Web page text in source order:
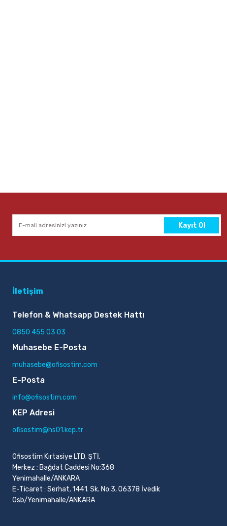
Kayıt Ol
İletişim
Telefon & Whatsapp Destek Hattı
0850 455 03 03
Muhasebe E-Posta
muhasebe@ofisostim.com
E-Posta
info@ofisostim.com
KEP Adresi
ofisostim@hs01.kep.tr
Ofisostim Kırtasiye LTD. ŞTİ.
Merkez : Bağdat Caddesi No:368
Yenimahalle/ANKARA
E-Ticaret : Serhat, 1441. Sk. No:3, 06378 İvedik
Osb/Yenimahalle/ANKARA